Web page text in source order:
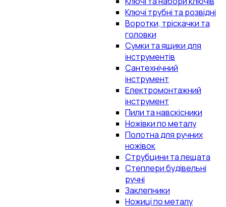
Ключі трубні та розвідні
Воротки, тріскачки та
головки
Сумки та ящики для
інструментів
Сантехнічний
інструмент
Електромонтажний
інструмент
Пили та навскісники
Ножівки по металу
Полотна для ручних
ножівок
Струбцини та лещата
Степлери будівельні
ручні
Заклепники
Ножиці по металу